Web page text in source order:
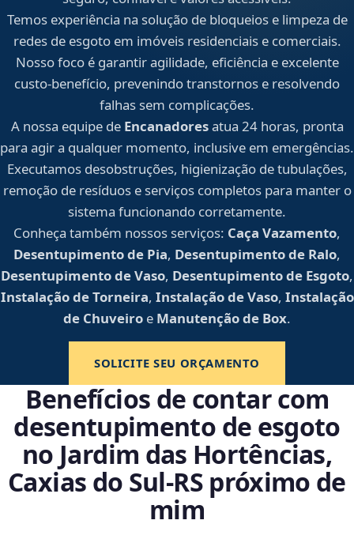
Temos experiência na solução de bloqueios e limpeza de
redes de esgoto em imóveis residenciais e comerciais.
Nosso foco é garantir agilidade, eficiência e excelente
custo-benefício, prevenindo transtornos e resolvendo
falhas sem complicações.
A nossa equipe de Encanadoresatua 24 horas, pronta
para agir a qualquer momento, inclusive em emergências.
Executamos desobstruções, higienização de tubulações,
remoção de resíduos e serviços completos para manter o
sistema funcionando corretamente.
Conheça também nossos serviços: Caça Vazamento,
Desentupimento de Pia, Desentupimento de Ralo,
Desentupimento de Vaso, Desentupimento de Esgoto,
Instalação de Torneira, Instalação de Vaso, Instalação
de Chuveiro e Manutenção de Box.
SOLICITE SEU ORÇAMENTO
Benefícios de contar com
desentupimento de esgoto
no Jardim das Hortências,
Caxias do Sul‑RS próximo de
mim